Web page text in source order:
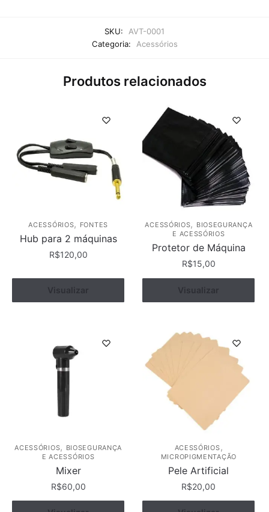
SKU:
AVT-0001
Categoria:
Acessórios
Produtos relacionados
ACESSÓRIOS, FONTES
Hub para 2 máquinas
R$120,00
Comprar
Visualizar
ACESSÓRIOS, BIOSEGURANÇA
E ACESSÓRIOS
Protetor de Máquina
R$15,00
Ver opções
Este
produto
variantes.
escolhidas
na
página
do
produto
Visualizar
ACESSÓRIOS, BIOSEGURANÇA
E ACESSÓRIOS
Mixer
R$60,00
ACESSÓRIOS ,
MICROPIGMENTAÇÃO
Pele Artificial
R$20,00